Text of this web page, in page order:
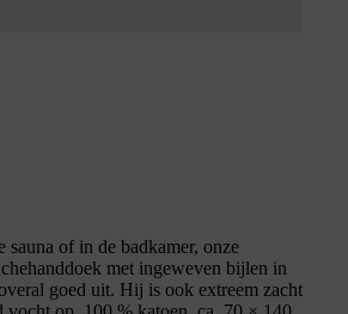
sauna of in de badkamer, onze
met ingeweven bijlen in
goed uit. Hij is ook extreem zacht